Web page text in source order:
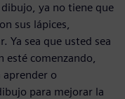
ya no tiene que
sus lápices,
Ya sea que usted sea
esté comenzando,
aprender o
para mejorar la